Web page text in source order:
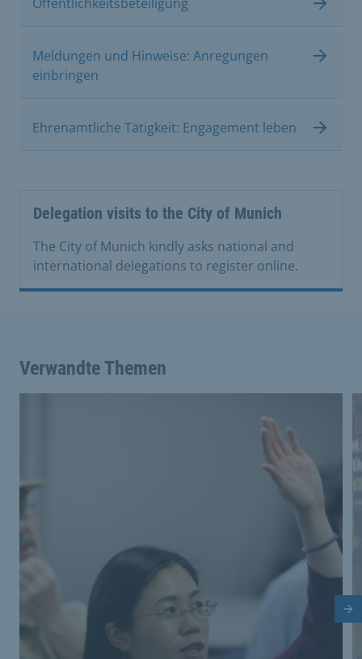
Meldungen und Hinweise: Anregungen
einbringen
Ehrenamtliche Tätigkeit: Engagement leben
Delegation visits to the City of Munich
The City of Munich kindly asks national and
international delegations to register online.
Verwandte Themen